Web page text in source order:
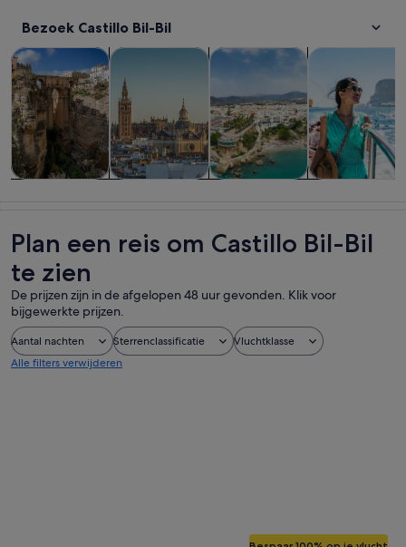
Bezoek Castillo Bil-Bil
Tours & daguitstapjes Opent een nieuwe tab
Geschiedenis & cultuurOpent een nieuwe
Eten, drinken & uitgaanWilde dieren
Plan een reis om Castillo Bil-Bil
te zien
De prijzen zijn in de afgelopen 48 uur gevonden. Klik voor
bijgewerkte prijzen.
Aantal nachten Sterrenclassificatie
Vluchtklasse
Alle filters verwijderen